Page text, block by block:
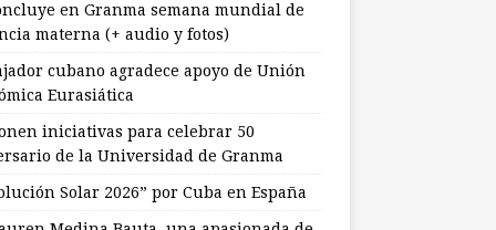
en Granma semana mundial de
materna (+ audio y fotos)
cubano agradece apoyo de Unión
Eurasiática
iniciativas para celebrar 50
de la Universidad de Granma
Solar 2026” por Cuba en España